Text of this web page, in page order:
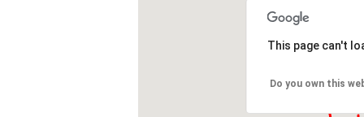
This page can't
Do you own this